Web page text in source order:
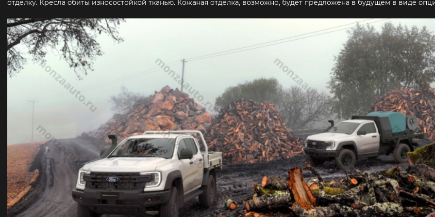
отделку. Кресла обиты износостойкой тканью. Кожаная отделка, возможно, будет предложена в будущем в виде